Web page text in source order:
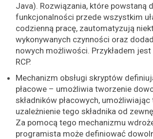
Java). Rozwiązania, które powstaną
funkcjonalności przede wszystkim
codzienną pracę, zautomatyzują
wykonywanych czynności oraz
nowych możliwości. Przykładem
RCP.
Mechanizm obsługi skryptów
płacowe – umożliwia tworzenie
składników płacowych,
uzależnienie tego składnika od
Za pomocą tego mechanizmu
programista może definiować